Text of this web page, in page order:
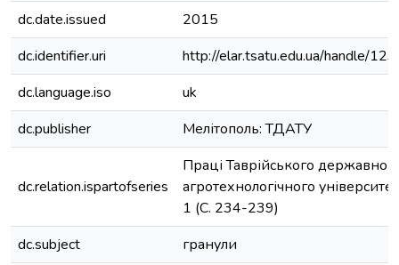
dc.date.issued
2015
dc.identifier.uri
http://elar.tsatu.edu.ua/handle/
dc.language.iso
uk
dc.publisher
Мелітополь: ТДАТУ
dc.relation.ispartofseries
Праці Таврійського
агротехнологічного
1 (С. 234-239)
dc.subject
гранули